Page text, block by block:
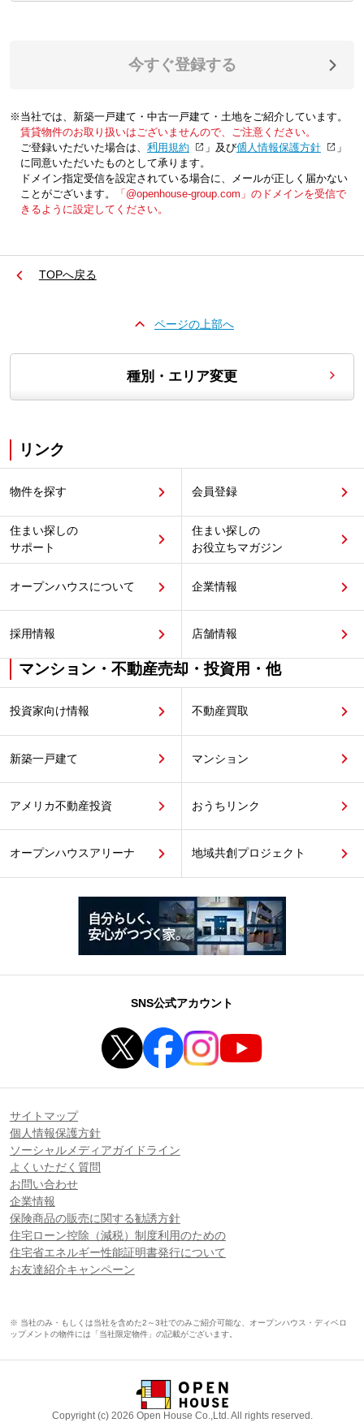
今すぐ登録する
※当社では、新築一戸建て・中古一戸建て・土地をご紹介しています。
賃貸物件のお取り扱いはございませんので、ご注意ください。
ご登録いただいた場合は、「利用規約 」及び「個人情報保護方針
」
に同意いただいたものとして承ります。
ドメイン指定受信を設定されている場合に、メールが正しく届かない
ことがございます。
「@openhouse-group.com」のドメインを受信で
きるように設定してください。
TOPへ戻る
ページの上部へ
種別・エリア変更
リンク
物件を探す 会員登録
住まい探しの
サポート
住まい探しの
お役立ちマガジン
オープンハウスについて 企業情報
採用情報 店舗情報
マンション・不動産売却・投資用・他
投資家向け情報 不動産買取
新築一戸建て マンション
アメリカ不動産投資 おうちリンク
オープンハウスアリーナ 地域共創プロジェクト
SNS公式アカウント
サイトマップ
個人情報保護方針
ソーシャルメディアガイドライン
よくいただく質問
お問い合わせ
企業情報
保険商品の販売に関する勧誘方針
住宅ローン控除（減税）制度利用のための
住宅省エネルギー性能証明書発行について
お友達紹介キャンペーン
※ 当社のみ・もしくは当社を含めた2～3社でのみご紹介可能な、オープンハウス・ディベロ
ップメントの物件には「当社限定物件」の記載がございます。
Copyright (c) 2026 Open House Co.,Ltd. All rights reserved.